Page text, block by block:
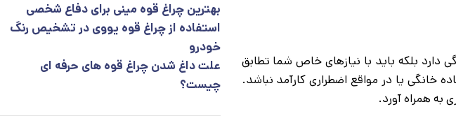
دارد بلکه باید با نیازهای خاص شما تطابق
خانگی یا در مواقع اضطراری کارآمد نباشد.
به همراه آورد.
بهترین چراغ قوه مینی برای دفاع شخصی
استفاده از چراغ قوه یووی در تشخیص رنگ
خودرو
علت داغ شدن چراغ قوه های حرفه ای
چیست؟